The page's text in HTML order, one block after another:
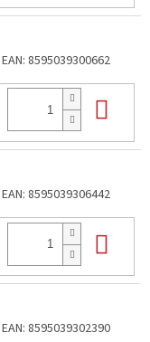
EAN: 8595039300662
EAN: 8595039306442
EAN: 8595039302390